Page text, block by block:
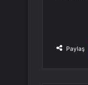
Paylaş